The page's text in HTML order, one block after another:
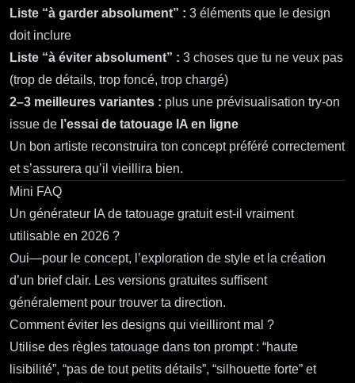
Liste “à garder absolument” : 3 éléments que le design
doit inclure
Liste “à éviter absolument” : 3 choses que tu ne veux pas
(trop de détails, trop foncé, trop chargé)
2–3 meilleures variantes : plus une prévisualisation try‑on
issue de l’essai de tatouage IA en ligne
Un bon artiste reconstruira ton concept préféré correctement
et s’assurera qu’il vieillira bien.
Mini FAQ
Un générateur IA de tatouage gratuit est‑il vraiment
utilisable en 2026 ?
Oui—pour le concept, l’exploration de style et la création
d’un brief clair. Les versions gratuites suffisent
généralement pour trouver ta direction.
Comment éviter les designs qui vieilliront mal ?
Utilise des règles tatouage dans ton prompt : “haute
lisibilité”, “pas de tout petits détails”, “silhouette forte” et